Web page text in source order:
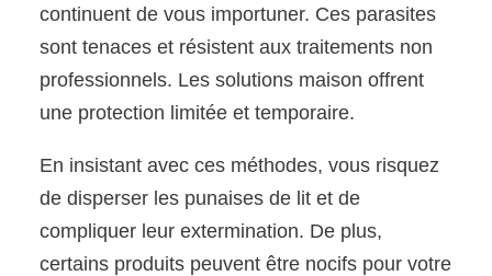
continuent de vous importuner. Ces parasites
sont tenaces et résistent aux traitements non
professionnels. Les solutions maison offrent
une protection limitée et temporaire.
En insistant avec ces méthodes, vous risquez
de disperser les punaises de lit et de
compliquer leur extermination. De plus,
certains produits peuvent être nocifs pour votre